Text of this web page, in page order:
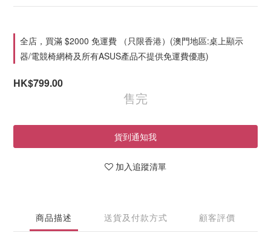
全店，買滿 $2000 免運費 （只限香港）(澳門地區:桌上顯示
器/電競椅網椅及所有ASUS產品不提供免運費優惠)
HK$799.00
售完
貨到通知我
加入追蹤清單
商品描述 送貨及付款方式 顧客評價